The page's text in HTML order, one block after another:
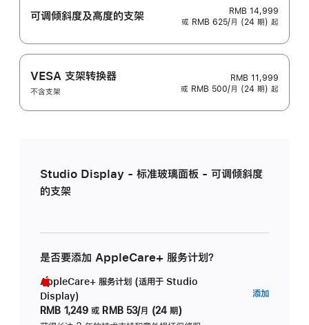
可调倾斜度及高‍度的支‍架
RMB 14,999
或 RMB 625/月 (24 期) 起
VESA 支架转换器
不含支架
RMB 11,999
或 RMB 500/月 (24 期) 起
Studio Display - 标准玻璃面板 - 可调倾斜度
的支架
是否要添加 AppleCare+ 服务计划？
AppleCare+ 服务计划 (适用于 Studio
Display)
RMB 1,249 或 RMB 53/月 (24 期)
添加